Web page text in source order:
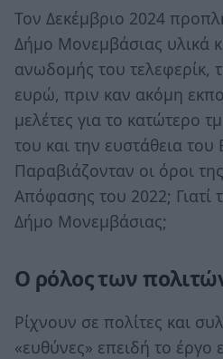
Τον Δεκέμβριο 2024
Δήμο Μονεμβάσιας υλικά
ανωδομής του τελεφερίκ,
ευρώ, πριν καν ακόμη
μελέτες για το κατώτερο
του και την ευστάθεια του
Παραβιάζονταν οι όροι
Απόφασης του 2022; Γιατί
Δήμο Μονεμβάσιας;
Ο ρόλος των
Ρίχνουν σε πολίτες και
«ευθύνες» επειδή το έργο